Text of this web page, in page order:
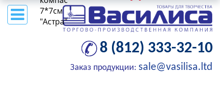
8 (812) 333-32-10
Заказ продукции: sale@vasilisa.ltd
7*7см
"Астра"